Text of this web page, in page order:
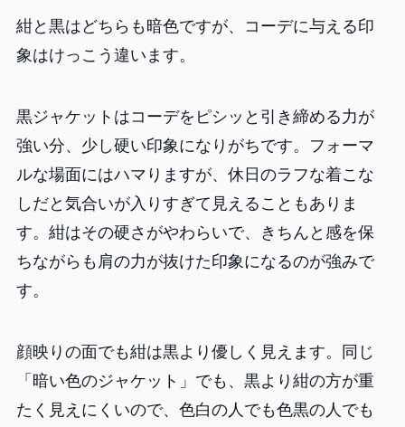
紺と黒はどちらも暗色ですが、コーデに与える印
象はけっこう違います。
黒ジャケットはコーデをピシッと引き締める力が
強い分、少し硬い印象になりがちです。フォーマ
ルな場面にはハマりますが、休日のラフな着こな
しだと気合いが入りすぎて見えることもありま
す。紺はその硬さがやわらいで、きちんと感を保
ちながらも肩の力が抜けた印象になるのが強みで
す。
顔映りの面でも紺は黒より優しく見えます。同じ
「暗い色のジャケット」でも、黒より紺の方が重
たく見えにくいので、色白の人でも色黒の人でも